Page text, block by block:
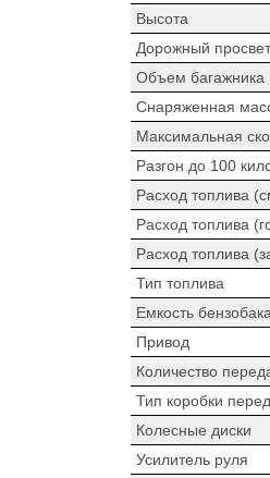
Высота
Дорожный просвет
Объем багажника
Снаряженная
Максимальная
Разгон до 100
Расход топлива
Расход топлива
Расход топлива
Тип топлива
Емкость
Привод
Количество
Тип коробки
Колесные диски
Усилитель руля